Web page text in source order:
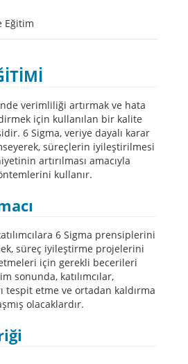
Eğitim
verimliliği artırmak ve hata
için kullanılan bir kalite
6 Sigma, veriye dayalı karar
süreçlerin iyileştirilmesi
artırılması amacıyla
kullanır.
6 Sigma prensiplerini
süreç iyileştirme projelerini
için gerekli becerileri
sonunda, katılımcılar,
tespit etme ve ortadan kaldırma
olacaklardır.